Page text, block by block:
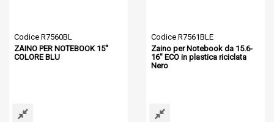
Codice R7560BL
ZAINO PER NOTEBOOK 15"
COLORE BLU
Codice R7561BLE
Zaino per Notebook da 15.6-
16" ECO in plastica riciclata
Nero